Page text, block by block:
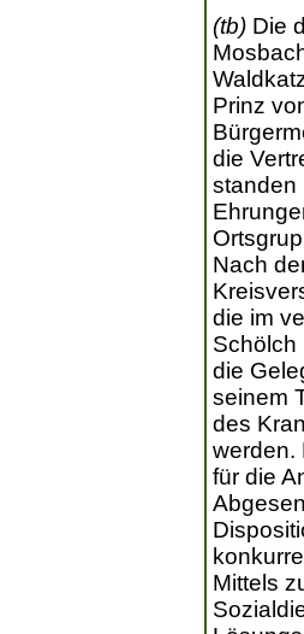
(tb) Die
Prinz
die
standen
Nach
die im
Schölch
die
seinem
des
werden.
für die
Mittels